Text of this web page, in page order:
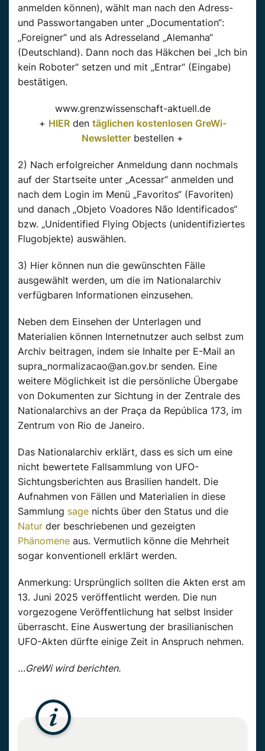
anmelden können), wählt man nach den Adress-
und Passwortangaben unter „Documentation“:
„Foreigner“ und als Adresseland „Alemanha“
(Deutschland). Dann noch das Häkchen bei „Ich bin
kein Roboter“ setzen und mit „Entrar“ (Eingabe)
bestätigen.
www.grenzwissenschaft-aktuell.de
+ HIERden täglichen kostenlosen GreWi-
Newsletter bestellen +
2) Nach erfolgreicher Anmeldung dann nochmals
auf der Startseite unter „Acessar“ anmelden und
nach dem Login im Menü „Favoritos“ (Favoriten)
und danach „Objeto Voadores Não Identificados“
bzw. „Unidentified Flying Objects (unidentifiziertes
Flugobjekte) auswählen.
3) Hier können nun die gewünschten Fälle
ausgewählt werden, um die im Nationalarchiv
verfügbaren Informationen einzusehen.
Neben dem Einsehen der Unterlagen und
Materialien können Internetnutzer auch selbst zum
Archiv beitragen, indem sie Inhalte per E-Mail an
supra_normalizacao@an.gov.br senden. Eine
weitere Möglichkeit ist die persönliche Übergabe
von Dokumenten zur Sichtung in der Zentrale des
Nationalarchivs an der Praça da República 173, im
Zentrum von Rio de Janeiro.
Das Nationalarchiv erklärt, dass es sich um eine
nicht bewertete Fallsammlung von UFO-
Sichtungsberichten aus Brasilien handelt. Die
Aufnahmen von Fällen und Materialien in diese
Sammlung sage nichts über den Status und die
Natur der beschriebenen und gezeigten
Phänomene aus. Vermutlich könne die Mehrheit
sogar konventionell erklärt werden.
Anmerkung: Ursprünglich sollten die Akten erst am
13. Juni 2025 veröffentlicht werden. Die nun
vorgezogene Veröffentlichung hat selbst Insider
überrascht. Eine Auswertung der brasilianischen
UFO-Akten dürfte einige Zeit in Anspruch nehmen.
…GreWi wird berichten.